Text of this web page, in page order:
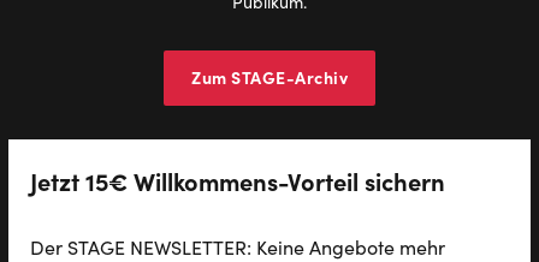
Zum STAGE-Archiv
Jetzt 15€ Willkommens-Vorteil sichern
Der STAGE NEWSLETTER: Keine Angebote mehr